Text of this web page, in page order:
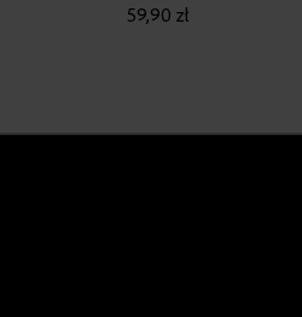
59,90 zł